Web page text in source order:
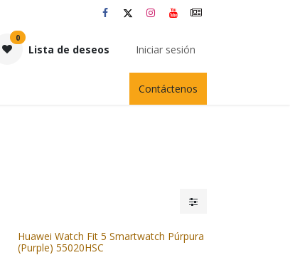
0
Lista de deseos Iniciar sesión
Contáctenos
Huawei Watch Fit 5 Smartwatch Púrpura
(Purple) 55020HSC